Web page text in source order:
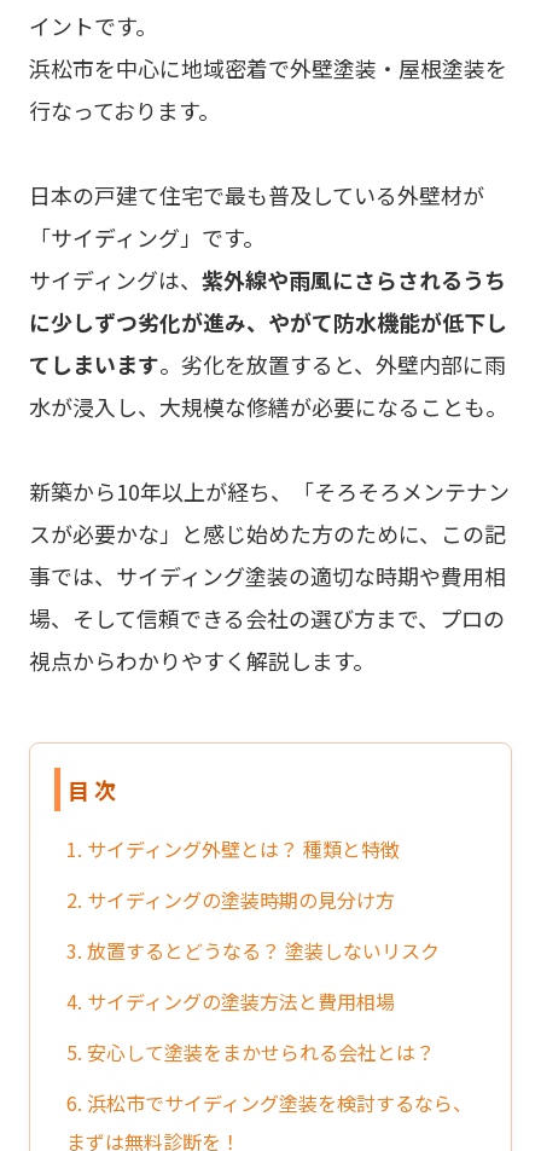
イントです。
浜松市を中心に地域密着で外壁塗装・屋根塗装を
行なっております。
日本の戸建て住宅で最も普及している外壁材が
「サイディング」です。
サイディングは、 紫外線や雨風にさらされるうち
に少しずつ劣化が進み、やがて防水機能が低下し
てしまいます。劣化を放置すると、外壁内部に雨
水が浸入し、大規模な修繕が必要になることも。
新築から10年以上が経ち、「そろそろメンテナン
スが必要かな」と感じ始めた方のために、この記
事では、サイディング塗装の適切な時期や費用相
場、そして信頼できる会社の選び方まで、プロの
視点からわかりやすく解説します。
目 次
1. サイディング外壁とは？ 種類と特徴
2. サイディングの塗装時期の見分け方
3. 放置するとどうなる？ 塗装しないリスク
4. サイディングの塗装方法と費用相場
5. 安心して塗装をまかせられる会社とは？
6. 浜松市でサイディング塗装を検討するなら、
まずは無料診断を！